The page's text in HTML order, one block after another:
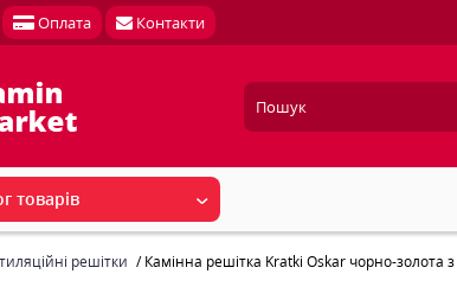
Оплата Контакти
товарів
решітки Камінна решітка Kratki Oskar чорно-золота